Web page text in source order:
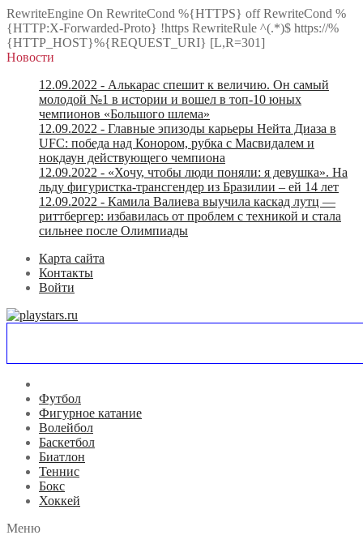
RewriteEngine On RewriteCond %{HTTPS} off RewriteCond %
{HTTP:X-Forwarded-Proto} !https RewriteRule ^(.*)$ https://%
{HTTP_HOST}%{REQUEST_URI} [L,R=301]
Новости
12.09.2022 - Алькарас спешит к величию. Он самый
молодой №1 в истории и вошел в топ-10 юных
чемпионов «Большого шлема»
12.09.2022 - Главные эпизоды карьеры Нейта Диаза в
UFC: победа над Конором, рубка с Масвидалем и
нокдаун действующего чемпиона
12.09.2022 - «Хочу, чтобы люди поняли: я девушка». На
льду фигуристка-трансгендер из Бразилии – ей 14 лет
12.09.2022 - Камила Валиева выучила каскад лутц —
риттбергер: избавилась от проблем с техникой и стала
сильнее после Олимпиады
Карта сайта
Контакты
Войти
Футбол
Фигурное катание
Волейбол
Баскетбол
Биатлон
Теннис
Бокс
Хоккей
Меню